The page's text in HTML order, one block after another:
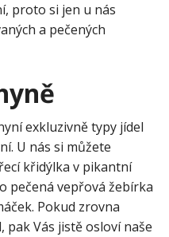
proto si jen u nás
a pečených
exkluzivně typy jídel
U nás si můžete
křidýlka v pikantní
pečená vepřová žebírka
Pokud zrovna
Vás jistě osloví naše